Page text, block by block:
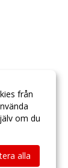
från
om du
alla